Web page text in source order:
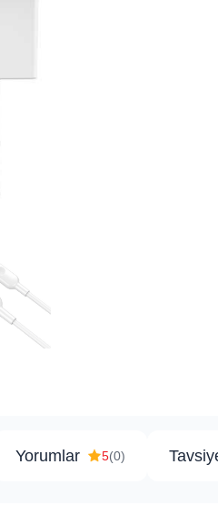
Yorumlar 5(0)